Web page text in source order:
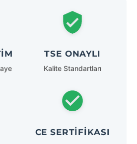
TSE ONAYLI
Kalite Standartları
CE SERTIFIKASI